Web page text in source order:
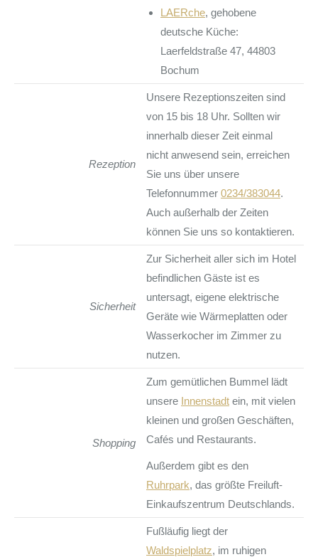
LAERche, gehobene
deutsche Küche:
Laerfeldstraße 47, 44803
Bochum
Rezeption
Unsere Rezeptionszeiten sind
von 15 bis 18 Uhr. Sollten wir
innerhalb dieser Zeit einmal
nicht anwesend sein, erreichen
Sie uns über unsere
Telefonnummer 0234/383044.
Auch außerhalb der Zeiten
können Sie uns so kontaktieren.
Sicherheit
Zur Sicherheit aller sich im Hotel
befindlichen Gäste ist es
untersagt, eigene elektrische
Geräte wie Wärmeplatten oder
Wasserkocher im Zimmer zu
nutzen.
Shopping
Zum gemütlichen Bummel lädt
unsere Innenstadt ein, mit vielen
kleinen und großen Geschäften,
Cafés und Restaurants.
Außerdem gibt es den
Ruhrpark, das größte Freiluft-
Einkaufszentrum Deutschlands.
Fußläufig liegt der
Waldspielplatz, im ruhigen